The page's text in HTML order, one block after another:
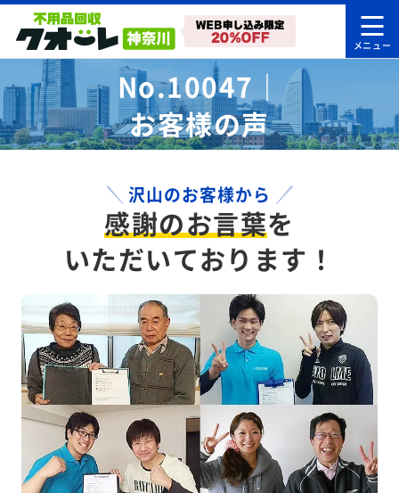
No.10047｜
お客様の声
沢山のお客様から
感謝のお言葉を
いただいております！